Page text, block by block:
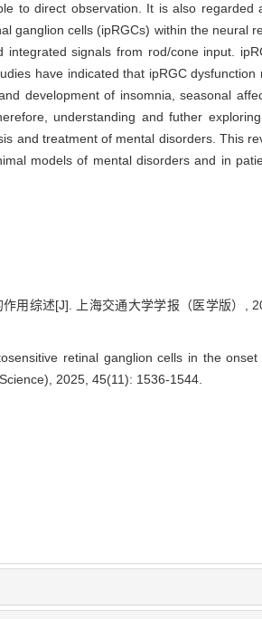
to direct observation. It is also regarded
ganglion cells (ipRGCs) within the neural
signals from rod/cone input.
have indicated that ipRGC dysfunction
development of insomnia, seasonal
understanding and futher
and treatment of mental disorders. This
models of mental disorders and in
用综述[J]. 上海交通大学学报（医学版）,
retinal ganglion cells in the onset
2025, 45(11): 1536-1544.